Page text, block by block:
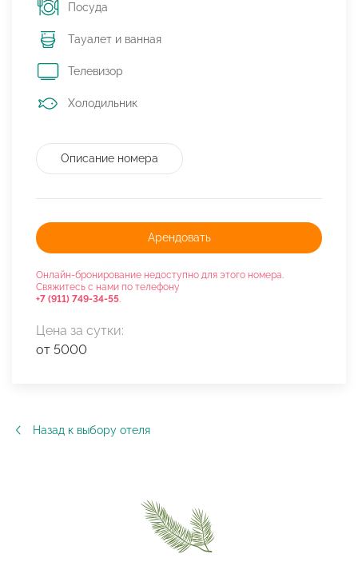
Посуда
Тауалет и ванная
Телевизор
Холодильник
Описание номера
Арендовать
Онлайн-бронирование недоступно для этого номера.
Свяжитесь с нами по телефону
+7 (911) 749-34-55.
Цена за сутки:
от 5000
Назад к выбору отеля